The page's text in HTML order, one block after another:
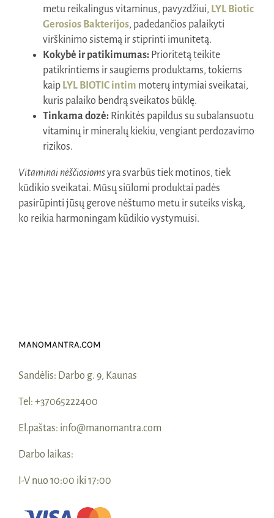
metu reikalingus vitaminus, pavyzdžiui, LYL Biotic
Gerosios Bakterijos, padedančios palaikyti
virškinimo sistemą ir stiprinti imunitetą.
Kokybė ir patikimumas:Prioritetą teikite
patikrintiems ir saugiems produktams, tokiems
kaip LYL BIOTIC intim moterų intymiai sveikatai,
kuris palaiko bendrą sveikatos būklę.
Tinkama dozė:Rinkitės papildus su subalansuotu
vitaminų ir mineralų kiekiu, vengiant perdozavimo
rizikos.
Vitaminai nėščiosiomsyra svarbūs tiek motinos, tiek
kūdikio sveikatai. Mūsų siūlomi produktai padės
pasirūpinti jūsų gerove nėštumo metu ir suteiks viską,
ko reikia harmoningam kūdikio vystymuisi.
MANOMANTRA.COM
Sandėlis: Darbo g. 9, Kaunas
Tel: +37065222400
El.paštas: info@manomantra.com
Darbo laikas:
I-V nuo 10:00 iki 17:00